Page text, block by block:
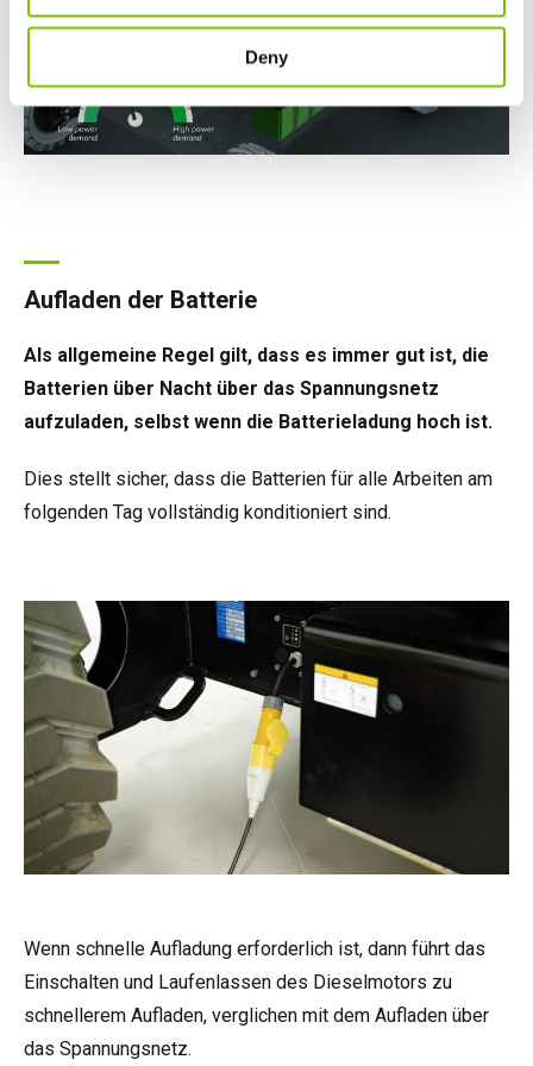
Deny
Aufladen der Batterie
Als allgemeine Regel gilt, dass es immer gut ist, die
Batterien über Nacht über das Spannungsnetz
aufzuladen, selbst wenn die Batterieladung hoch ist.
Dies stellt sicher, dass die Batterien für alle Arbeiten am
folgenden Tag vollständig konditioniert sind.
Wenn schnelle Aufladung erforderlich ist, dann führt das
Einschalten und Laufenlassen des Dieselmotors zu
schnellerem Aufladen, verglichen mit dem Aufladen über
das Spannungsnetz.